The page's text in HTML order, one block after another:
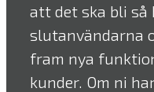
att det ska bli
slutanvändarna
fram nya
kunder. Om ni